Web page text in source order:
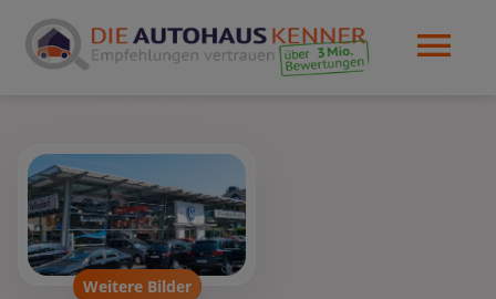
Weitere Bilder